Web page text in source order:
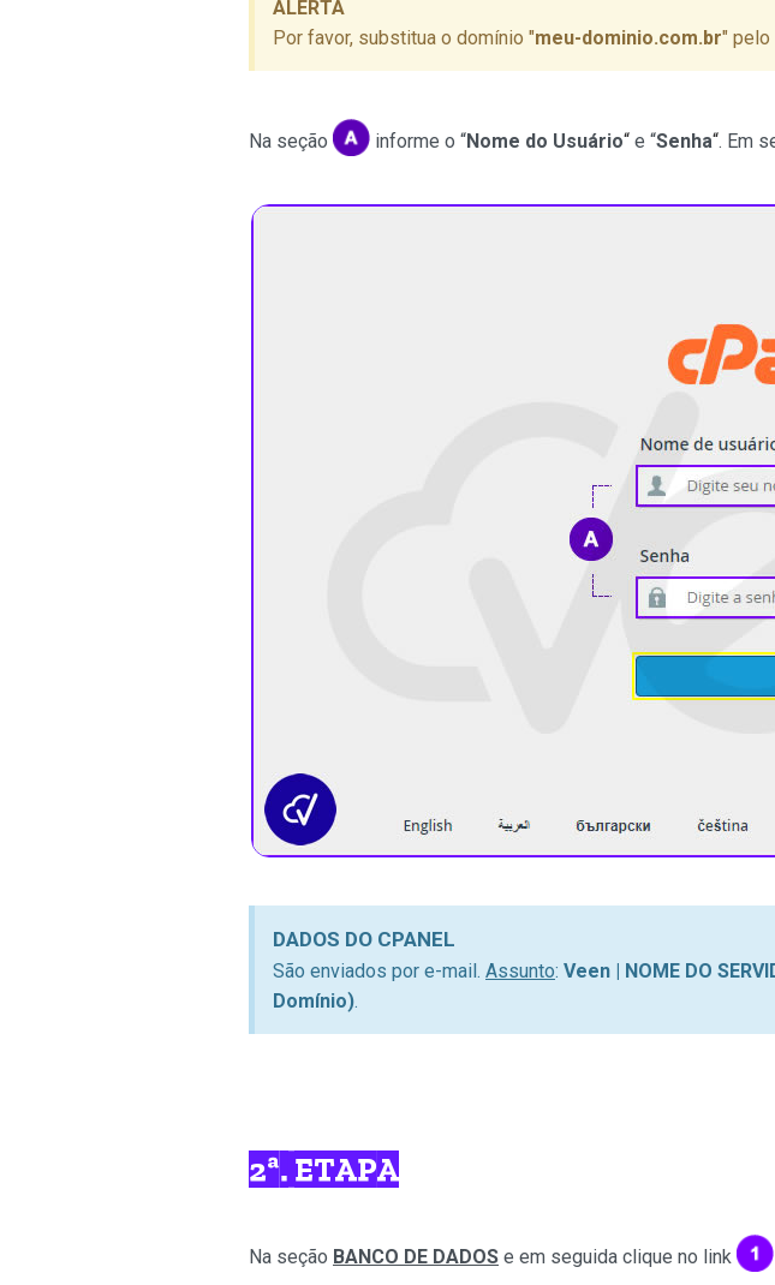
ALERTA
Por favor, substitua o domínio "meu-dominio.com.br" pelo
Na seção informe o “Nome do Usuário“ e “Senha“. Em
DADOS DO CPANEL
São enviados por e-mail. Assunto: Veen | NOME DO
Domínio).
2ª. ETAPA
Na seção BANCO DE DADOS e em seguida clique no link